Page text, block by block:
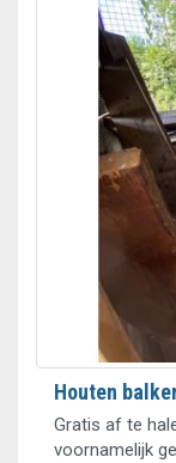
Houten
Gratis af te
voornamelijk